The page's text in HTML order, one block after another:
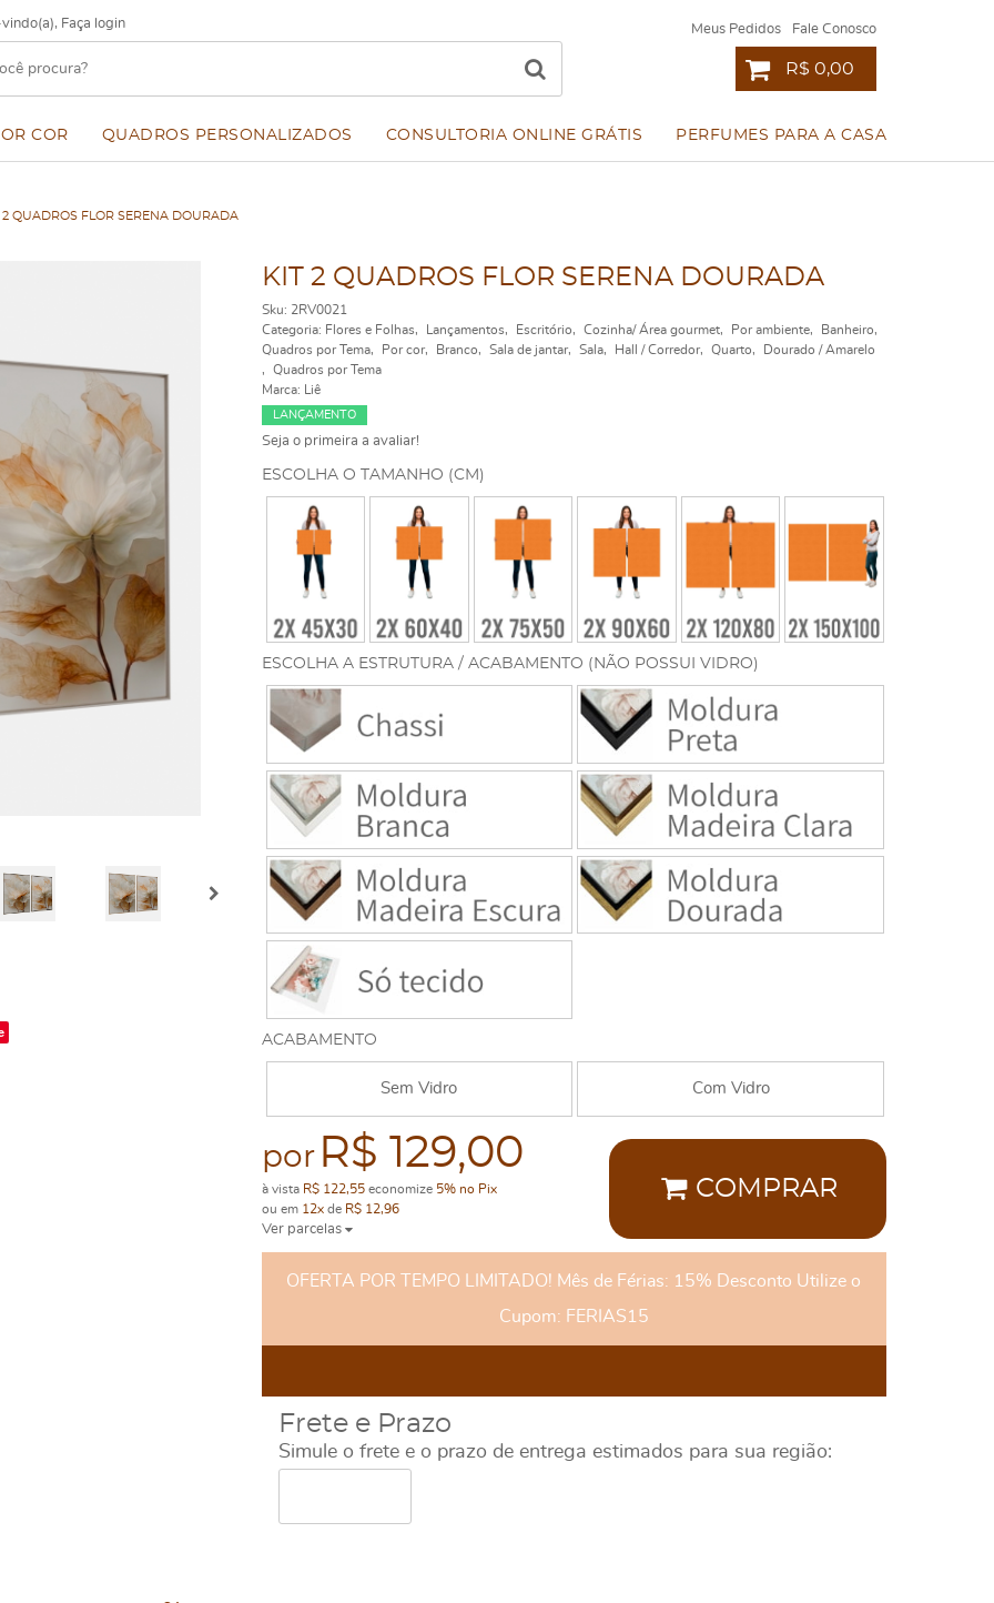
Faça login Meus Pedidos Fale Conosco
R$ 0,00
COR QUADROS PERSONALIZADOS CONSULTORIA ONLINE GRÁTIS PERFUMES PARA A CASA
2 QUADROS FLOR SERENA DOURADA
KIT 2 QUADROS FLOR SERENA DOURADA
Sku: 2RV0021
Categoria: Flores e Folhas Lançamentos Escritório Cozinha/ Área gourmet Por ambiente
Banheiro
Quadros por Tema
Por cor Branco Sala de jantar Sala Hall / Corredor Quarto
Dourado / Amarelo
Quadros por Tema
Marca:
Liê
LANÇAMENTO
Seja o primeira a avaliar!
ESCOLHA A ESTRUTURA / ACABAMENTO (NÃO POSSUI VIDRO)
ESCOLHA O TAMANHO (CM)
ACABAMENTO
Sem Vidro Com Vidro
por R$ 129,00
à vista R$ 122,55economize 5% no Pix
ou em 12xde R$ 12,96
Ver parcelas
COMPRAR
OFERTA POR TEMPO LIMITADO! Mês de Férias: 15% Desconto Utilize o
Cupom: FERIAS15
Frete e Prazo
Simule o frete e o prazo de entrega estimados para sua região: